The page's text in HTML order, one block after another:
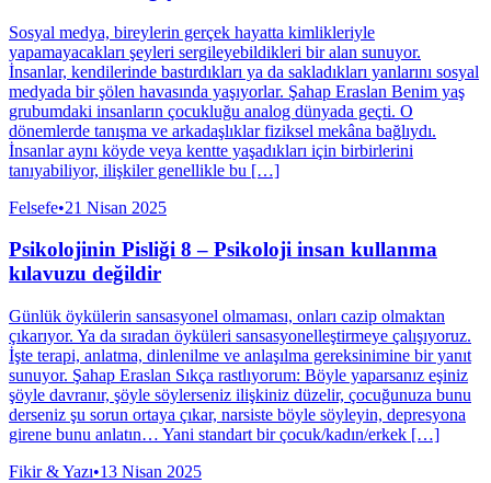
Sosyal medya, bireylerin gerçek hayatta kimlikleriyle
yapamayacakları şeyleri sergileyebildikleri bir alan sunuyor.
İnsanlar, kendilerinde bastırdıkları ya da sakladıkları yanlarını sosyal
medyada bir şölen havasında yaşıyorlar. Şahap Eraslan Benim yaş
grubumdaki insanların çocukluğu analog dünyada geçti. O
dönemlerde tanışma ve arkadaşlıklar fiziksel mekâna bağlıydı.
İnsanlar aynı köyde veya kentte yaşadıkları için birbirlerini
tanıyabiliyor, ilişkiler genellikle bu […]
Felsefe•21 Nisan 2025
Psikolojinin Pisliği 8 – Psikoloji insan kullanma
kılavuzu değildir
Günlük öykülerin sansasyonel olmaması, onları cazip olmaktan
çıkarıyor. Ya da sıradan öyküleri sansasyonelleştirmeye çalışıyoruz.
İşte terapi, anlatma, dinlenilme ve anlaşılma gereksinimine bir yanıt
sunuyor. Şahap Eraslan Sıkça rastlıyorum: Böyle yaparsanız eşiniz
şöyle davranır, şöyle söylerseniz ilişkiniz düzelir, çocuğunuza bunu
derseniz şu sorun ortaya çıkar, narsiste böyle söyleyin, depresyona
girene bunu anlatın… Yani standart bir çocuk/kadın/erkek […]
Fikir & Yazı•13 Nisan 2025